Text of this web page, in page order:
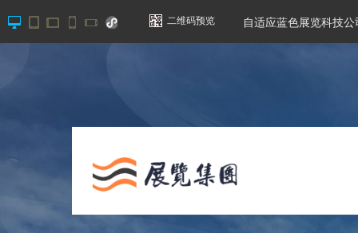
二维码预览 自适应蓝色展览科技公